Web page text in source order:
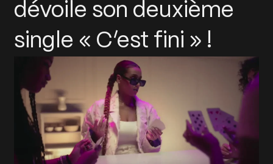
dévoile son deuxième
single « C’est fini » !